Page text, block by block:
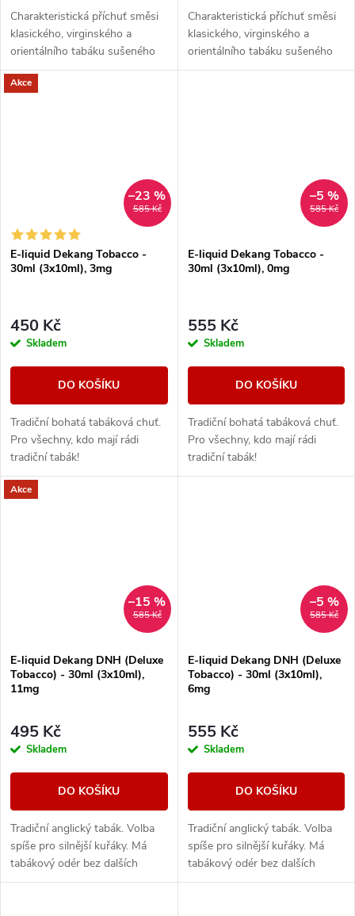
Charakteristická příchuť směsi
klasického, virginského a
orientálního tabáku sušeného
žárem slunce.
Charakteristická příchuť směsi
klasického, virginského a
orientálního tabáku sušeného
žárem slunce.
Akce
585 Kč
–23 %
E-liquid Dekang Tobacco -
30ml (3x10ml), 3mg
450 Kč
Skladem
DO KOŠÍKU
Tradiční bohatá tabáková chuť.
Pro všechny, kdo mají rádi
tradiční tabák!
585 Kč
–5 %
E-liquid Dekang Tobacco -
30ml (3x10ml), 0mg
555 Kč
Skladem
DO KOŠÍKU
Tradiční bohatá tabáková chuť.
Pro všechny, kdo mají rádi
tradiční tabák!
Akce
585 Kč
–15 %
E-liquid Dekang DNH (Deluxe
Tobacco) - 30ml (3x10ml),
11mg
495 Kč
Skladem
DO KOŠÍKU
Tradiční anglický tabák. Volba
spíše pro silnější kuřáky. Má
tabákový odér bez dalších
aromatických prvků.
585 Kč
–5 %
E-liquid Dekang DNH (Deluxe
Tobacco) - 30ml (3x10ml),
6mg
555 Kč
Skladem
DO KOŠÍKU
Tradiční anglický tabák. Volba
spíše pro silnější kuřáky. Má
tabákový odér bez dalších
aromatických prvků.